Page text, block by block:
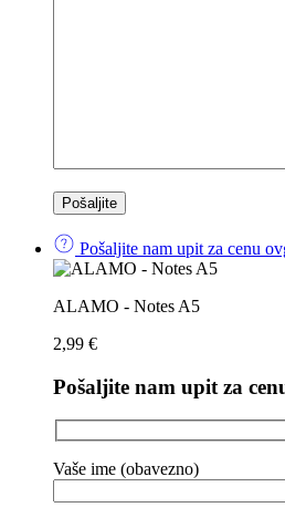
Pošaljite nam upit za cenu
ALAMO - Notes A5
2,99 €
Pošaljite nam upit za
Vaše ime (obavezno)